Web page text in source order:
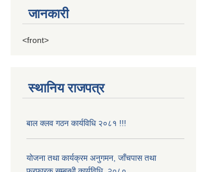
जानकारी
<front>
स्थानिय राजपत्र
बाल क्लव गठन कार्यविधि २०८१ !!!
योजना तथा कार्यक्रम अनुगमन, जाँचपास तथा